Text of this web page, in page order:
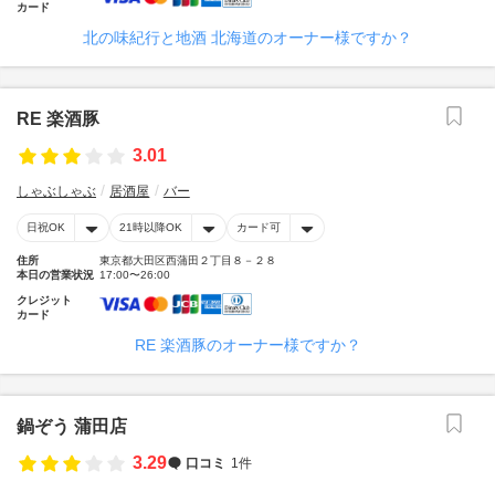
カード
北の味紀行と地酒 北海道のオーナー様ですか？
RE 楽酒豚
3.01
しゃぶしゃぶ 居酒屋 バー
日祝OK 21時以降OK カード可
住所
東京都大田区西蒲田２丁目８－２８
本日の営業状況 17:00〜26:00
クレジット
カード
RE 楽酒豚のオーナー様ですか？
鍋ぞう 蒲田店
3.29
口コミ 1件